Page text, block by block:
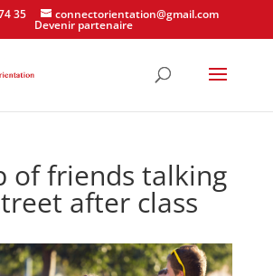
35 connectorientation@gmail.com
Devenir partenaire
of friends talking
after class